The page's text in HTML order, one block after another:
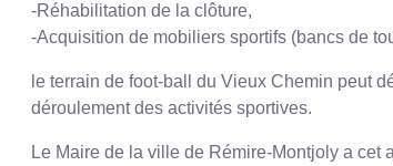
-Réhabilitation de la clôture,
-Acquisition de mobiliers sportifs (bancs de
le terrain de foot-ball du Vieux Chemin peut
déroulement des activités sportives.
Le Maire de la ville de Rémire-Montjoly a